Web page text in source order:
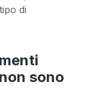
di
sono